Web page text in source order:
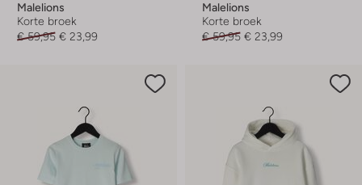
Malelions
Korte broek
€ 59,95 € 23,99
Malelions
Korte broek
€ 59,95 € 23,99